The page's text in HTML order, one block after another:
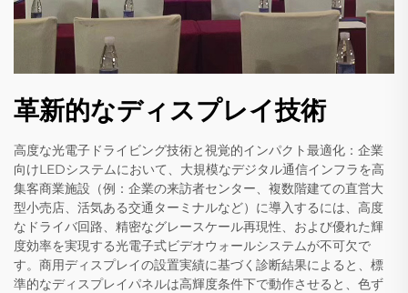
革新的なディスプレイ技術
高度な光電子ドライビング技術と視覚的インパクト最適化：企業
向けLEDシステムにおいて、大規模なデジタル通信インフラを高
集客商業施設（例：企業の来訪者センター、複数階建ての直営大
型小売店、活気ある交通ターミナルなど）に導入するには、高度
なドライバ回路、精密なグレースケール再現性、および優れた輝
度効率を実現する光電子式ビデオウォールシステムが不可欠で
す。商用ディスプレイの設置実績に基づく診断結果によると、標
準的なディスプレイパネルは高輝度条件下で動作させると、色ず